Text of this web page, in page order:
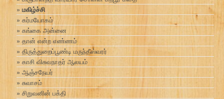
மகிழ்ச்சி
கர்மயோகம்
கங்கை அன்னை
தான் என்ற எண்ணம்
திருத்துறைப்பூண்டி மருந்தீஸ்வரர்
காசி விசுவநாதர் ஆலயம்
ஆஞ்சநேயர்
சுவாசம்
சிறுவனின் பக்தி